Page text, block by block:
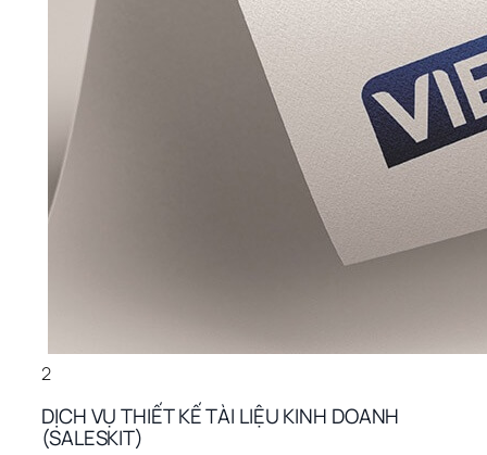
2
DỊCH VỤ THIẾT KẾ TÀI LIỆU KINH DOANH
(SALESKIT)